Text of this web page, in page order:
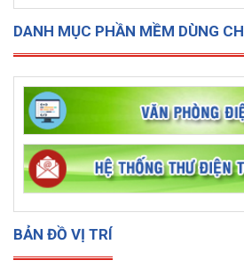
DANH MỤC PHẦN MỀM DÙNG
BẢN ĐỒ VỊ TRÍ